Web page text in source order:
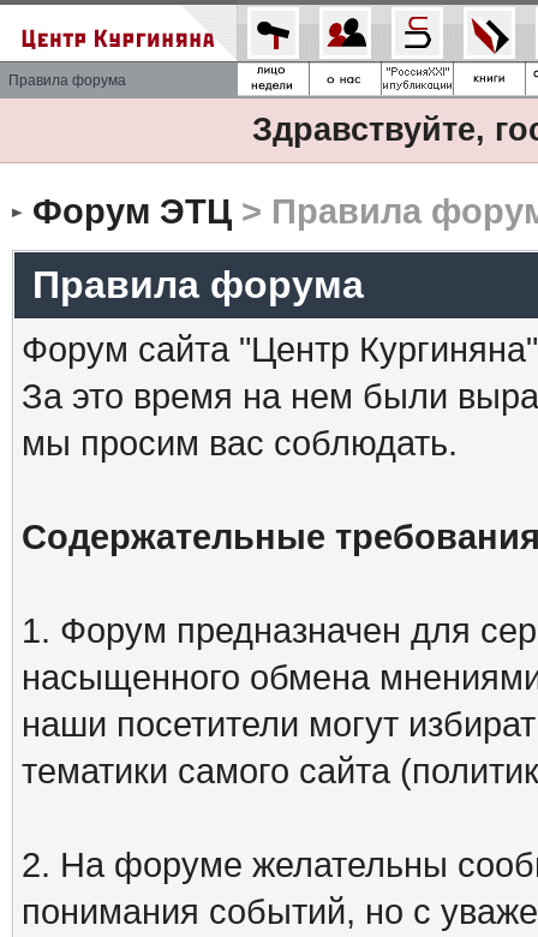
Правила форума
Здравствуйте,
Форум ЭТЦ> Правила
Правила форума
Форум сайта "Центр
За это время на нем были
мы просим вас соблюдать.
Содержательные
1. Форум предназначен для
насыщенного обмена
наши посетители могут
тематики самого сайта
2. На форуме желательны
понимания событий, но с